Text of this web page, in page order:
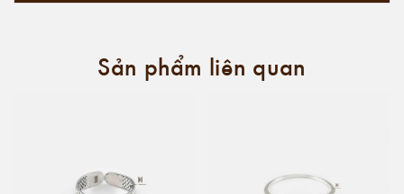
Sản phẩm liên quan